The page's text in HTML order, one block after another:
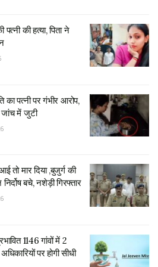
में
का अधिकांश निर्माण कार्य पूरा हो चुका
तेजी से चल रही हैं। सड़क सुरक्षा से
जरूरी निरीक्षण और परीक्षण पूरे होने के
लाभ
की बचत के साथ-साथ ईंधन की खपत
कमी आने की संभावना है। साथ ही, लखनऊ
उत्तर प्रदेश के आर्थिक विकास में
की हत्या, पिता ने
पत्नी पर गंभीर आरोप,
जांच में जुटी
मार दिया ,बुजुर्ग की
बचे, नशेड़ी गिरफ्तार
1146 गांवों में 2
पर होगी सीधी